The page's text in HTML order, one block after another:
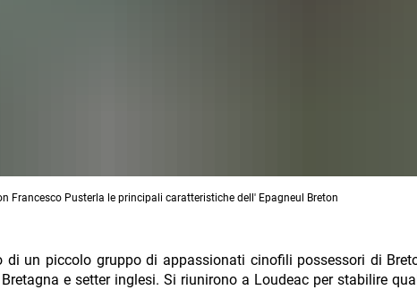
Francesco Pusterla le principali caratteristiche dell' Epagneul Breton
un piccolo gruppo di appassionati cinofili possessori di
e setter inglesi. Si riunirono a Loudeac per stabilire